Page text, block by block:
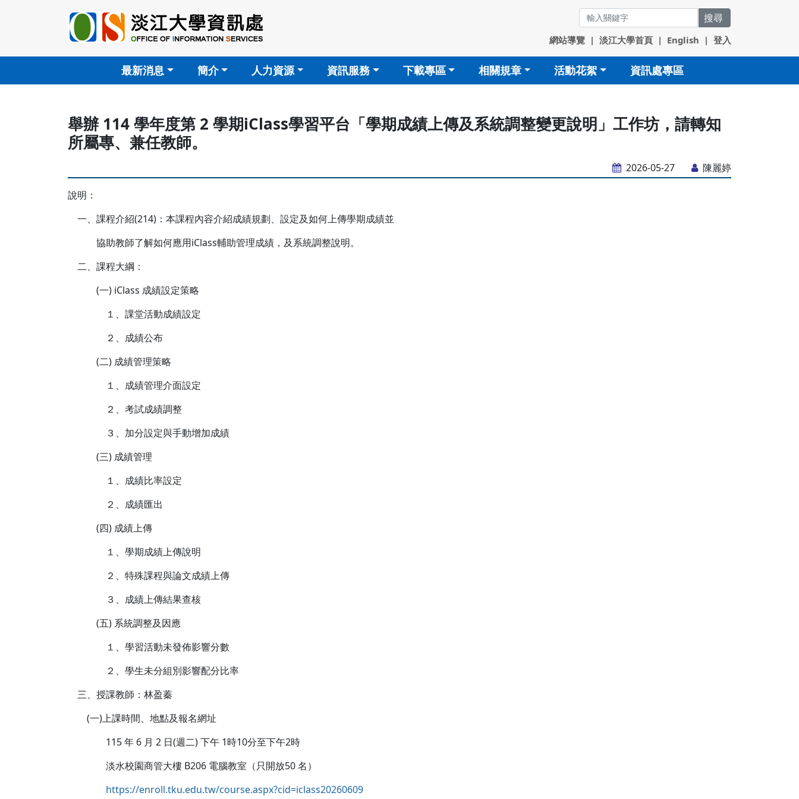
搜尋
網站導覽 | 淡江大學首頁 | English | 登入
最新消息 簡介 人力資源 資訊服務 下載專區 相關規章 活動花絮 資訊處專區
舉辦 114 學年度第 2 學期iClass學習平台「學期成績上傳及系統調整變更說明」工作坊，請轉知
所屬專、兼任教師。
2026-05-27 陳麗婷
說明：
一、課程介紹(214)：本課程內容介紹成績規劃、設定及如何上傳學期成績並
協助教師了解如何應用iClass輔助管理成績，及系統調整說明。
二、課程大綱：
(一) iClass 成績設定策略
１、課堂活動成績設定
２、成績公布
(二) 成績管理策略
１、成績管理介面設定
２、考試成績調整
３、加分設定與手動增加成績
(三) 成績管理
１、成績比率設定
２、成績匯出
(四) 成績上傳
１、學期成績上傳說明
２、特殊課程與論文成績上傳
３、成績上傳結果查核
(五) 系統調整及因應
１、學習活動未發佈影響分數
２、學生未分組別影響配分比率
三、授課教師：林盈蓁
(一)上課時間、地點及報名網址
115 年 6 月 2 日(週二) 下午 1時10分至下午2時
淡水校園商管大樓 B206 電腦教室（只開放50 名）
https://enroll.tku.edu.tw/course.aspx?cid=iclass20260609